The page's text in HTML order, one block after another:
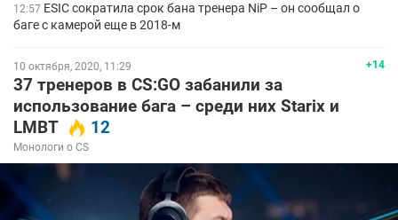
12:57 ESIC сократила срок бана тренера NiP – он сообщал о
баге с камерой еще в 2018-м
+14
10 октября, 2020, 11:29
37 тренеров в CS:GO забанили за
использование бага – среди них Starix и
LMBT
12
Монологи о CS